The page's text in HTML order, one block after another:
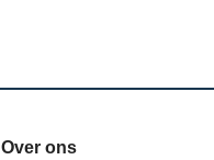
Over ons